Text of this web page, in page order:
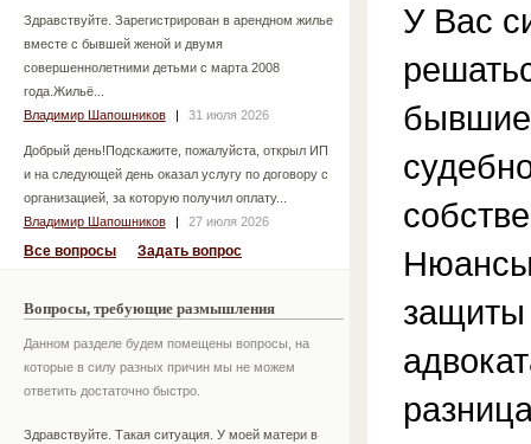
Здравствуйте. Зарегистрирован в арендном жилье
вместе с бывшей женой и двумя
совершеннолетними детьми с марта 2008
года.Жильё...
Владимир Шапошников
| 31 июля 2026
Добрый день!Подскажите, пожалуйста, открыл ИП
и на следующей день оказал услугу по договору с
организацией, за которую получил оплату...
Владимир Шапошников
| 27 июля 2026
Все вопросы Задать вопрос
Вопросы, требующие размышления
Данном разделе будем помещены вопросы, на
которые в силу разных причин мы не можем
ответить достаточно быстро.
Здравствуйте. Такая ситуация. У моей матери в
У Вас
Нюансы
защиты